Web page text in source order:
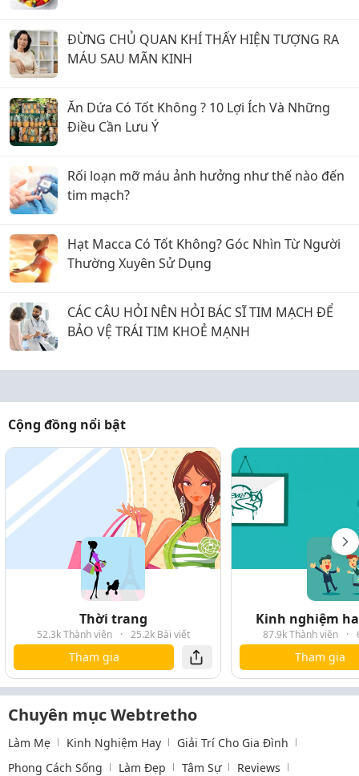
ĐỪNG CHỦ QUAN KHÍ THẤY HIỆN TƯỢNG RA
MÁU SAU MÃN KINH
Ăn Dứa Có Tốt Không ? 10 Lợi Ích Và Những
Điều Cần Lưu Ý
Rối loạn mỡ máu ảnh hưởng như thế nào đến
tim mạch?
Hạt Macca Có Tốt Không? Góc Nhìn Từ Người
Thường Xuyên Sử Dụng
CÁC CÂU HỎI NÊN HỎI BÁC SĨ TIM MẠCH ĐỂ
BẢO VỆ TRÁI TIM KHOẺ MẠNH
Cộng đồng nổi bật
Thời trang
52.3k Thành viên · 25.2k Bài viết
Tham gia
Kinh nghiệm
87.9k Thành viên ·
Tham gia
Chuyên mục Webtretho
Làm Mẹ Kinh Nghiệm Hay
Giải Trí Cho Gia Đình
Phong Cách Sống
Làm Đẹp Tâm Sự Reviews